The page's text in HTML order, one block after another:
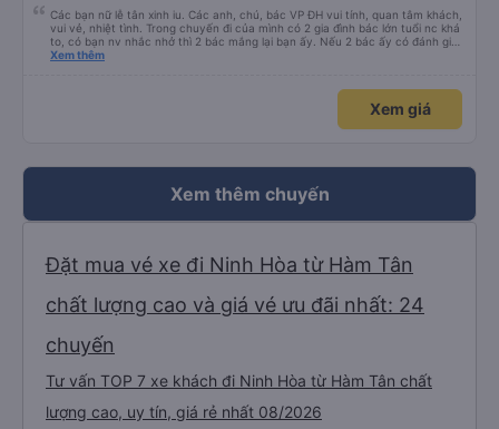
Các bạn nữ lễ tân xinh iu. Các anh, chú, bác VP ĐH vui tính, quan tâm khách,
vui vẻ, nhiệt tình. Trong chuyến đi của mình có 2 gia đình bác lớn tuổi nc khá
to, có bạn nv nhắc nhở thì 2 bác mắng lại bạn ấy. Nếu 2 bác ấy có đánh giá
xấu thì mình ngược lại nha. Bạn ấy nhắc nhở rất đúng. 2 bác nói rất to. To
bạn ấy nha. Nếu bạn ấy bị trừ thì bảo bạn ấy liên hệ sđt của mình, mình hỗ
trợ ạ. Số mình đuôi 666, chuyến ĐH-NT ngày 16/1. À các bạn nữ lễ tân xinh
iu còn đổi cho mình phòng đơn sang đôi xong còn note là (một mình) yêu
Xem thêm
Xem giá
Xem thêm chuyến
Đặt mua vé xe đi Ninh Hòa từ Hàm Tân
chất lượng cao và giá vé ưu đãi nhất: 24
chuyến
Tư vấn TOP 7 xe khách đi Ninh Hòa từ Hàm Tân chất
lượng cao, uy tín, giá rẻ nhất 08/2026